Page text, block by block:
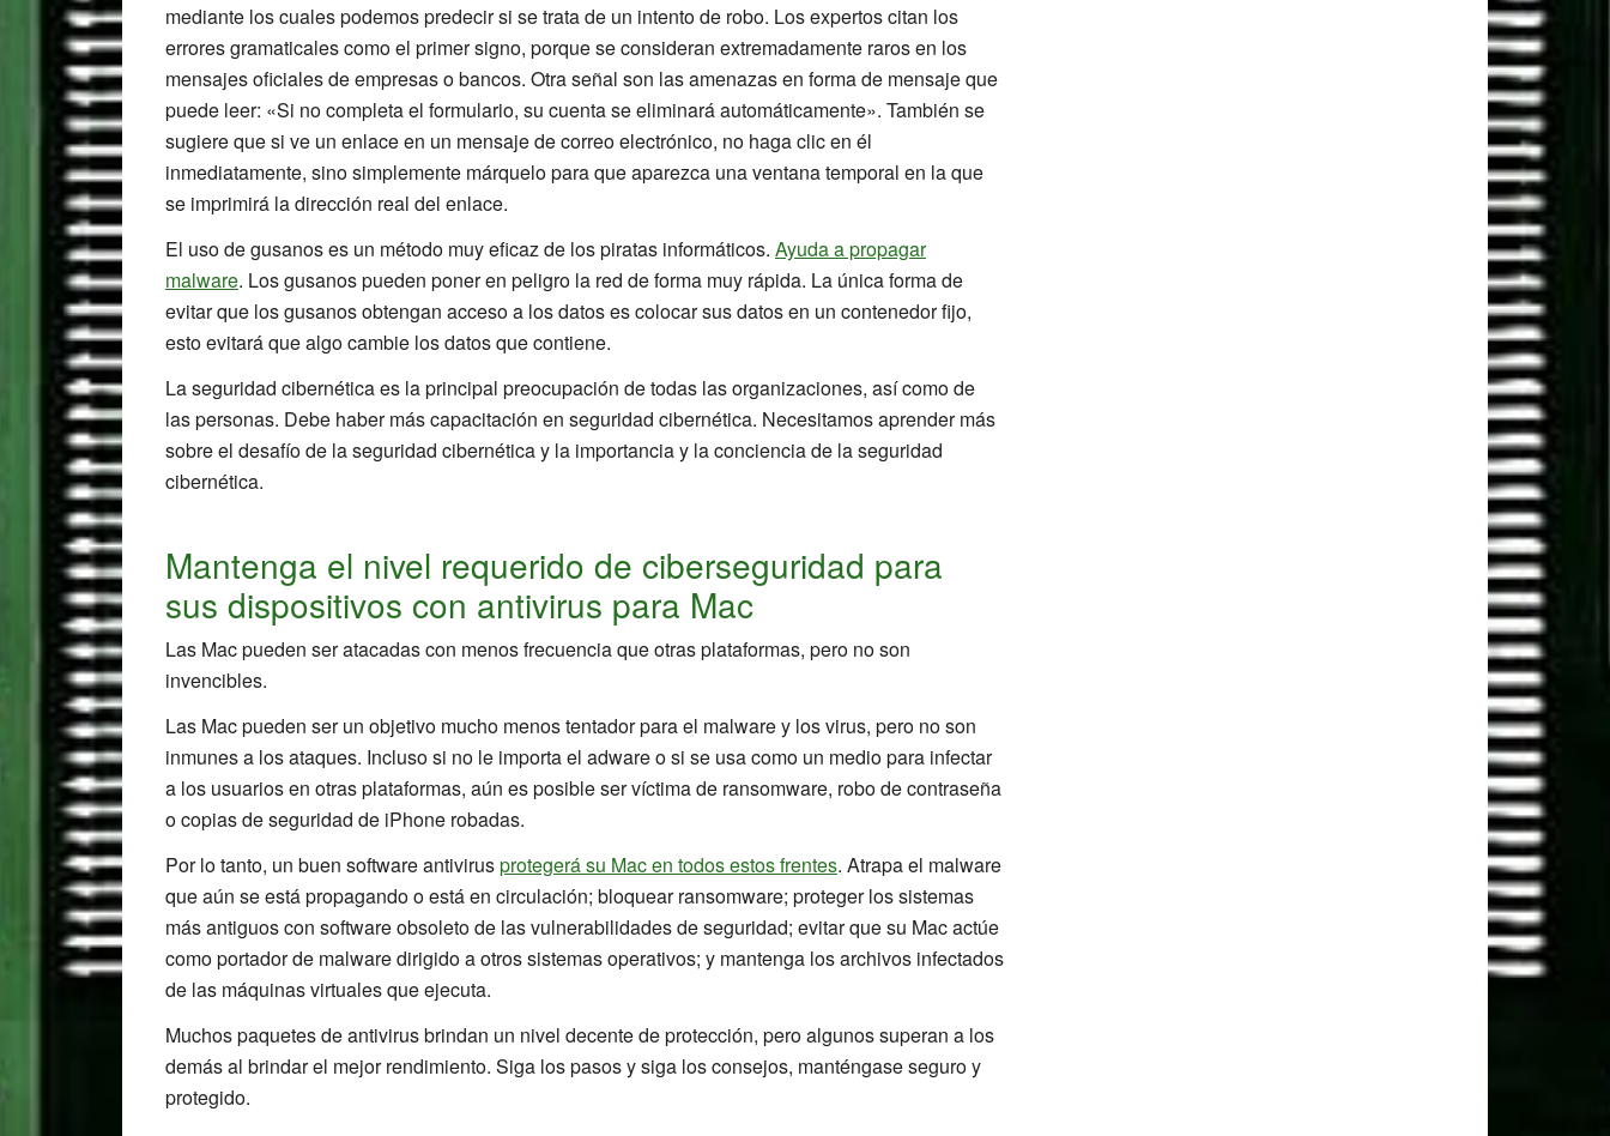
mediante los cuales podemos predecir si se trata de un intento de robo. Los expertos citan los
errores gramaticales como el primer signo, porque se consideran extremadamente raros en los
mensajes oficiales de empresas o bancos. Otra señal son las amenazas en forma de mensaje que
puede leer: «Si no completa el formulario, su cuenta se eliminará automáticamente». También se
sugiere que si ve un enlace en un mensaje de correo electrónico, no haga clic en él
inmediatamente, sino simplemente márquelo para que aparezca una ventana temporal en la que
se imprimirá la dirección real del enlace.
El uso de gusanos es un método muy eficaz de los piratas informáticos. Ayuda a propagar
malware. Los gusanos pueden poner en peligro la red de forma muy rápida. La única forma de
evitar que los gusanos obtengan acceso a los datos es colocar sus datos en un contenedor fijo,
esto evitará que algo cambie los datos que contiene.
La seguridad cibernética es la principal preocupación de todas las organizaciones, así como de
las personas. Debe haber más capacitación en seguridad cibernética. Necesitamos aprender más
sobre el desafío de la seguridad cibernética y la importancia y la conciencia de la seguridad
cibernética.
Mantenga el nivel requerido de ciberseguridad para
sus dispositivos con antivirus para Mac
Las Mac pueden ser atacadas con menos frecuencia que otras plataformas, pero no son
invencibles.
Las Mac pueden ser un objetivo mucho menos tentador para el malware y los virus, pero no son
inmunes a los ataques. Incluso si no le importa el adware o si se usa como un medio para infectar
a los usuarios en otras plataformas, aún es posible ser víctima de ransomware, robo de contraseña
o copias de seguridad de iPhone robadas.
Por lo tanto, un buen software antivirusprotegerá su Mac en todos estos frentes. Atrapa el malware
que aún se está propagando o está en circulación; bloquear ransomware; proteger los sistemas
más antiguos con software obsoleto de las vulnerabilidades de seguridad; evitar que su Mac actúe
como portador de malware dirigido a otros sistemas operativos; y mantenga los archivos infectados
de las máquinas virtuales que ejecuta.
Muchos paquetes de antivirus brindan un nivel decente de protección, pero algunos superan a los
demás al brindar el mejor rendimiento. Siga los pasos y siga los consejos, manténgase seguro y
protegido.